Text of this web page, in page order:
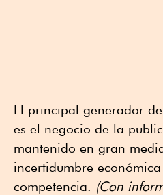
El principal generador
es el negocio de la
mantenido en gran
incertidumbre
competencia. (Con